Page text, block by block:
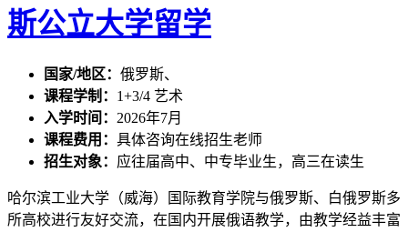
斯公立大学留学
国家/地区： 俄罗斯、
课程学制： 1+3/4 艺术
入学时间： 2026年7月
课程费用： 具体咨询在线招生老师
招生对象： 应往届高中、中专毕业生，高三在读生
哈尔滨工业大学（威海）国际教育学院与俄罗斯、白俄罗斯多
所高校进行友好交流，在国内开展俄语教学，由教学经益丰富